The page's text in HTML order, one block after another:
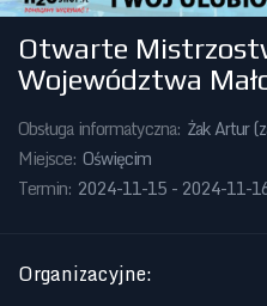
Zawody
Zawody Okręgowe
Otwarte
Województwa
Obsługa informatyczna: Żak Artur (
Miejsce: Oświęcim
Termin: 2024-11-15 - 2024-11-
Organizacyjne: